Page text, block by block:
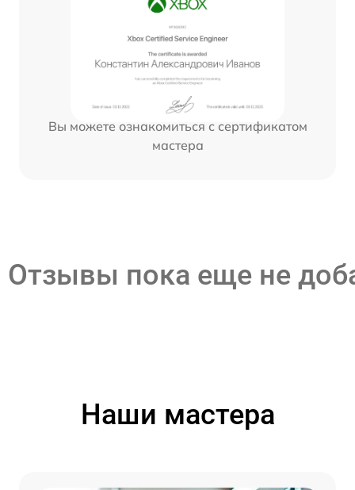
Вы можете ознакомиться с сертификатом
мастера
Отзывы пока еще не
Наши мастера